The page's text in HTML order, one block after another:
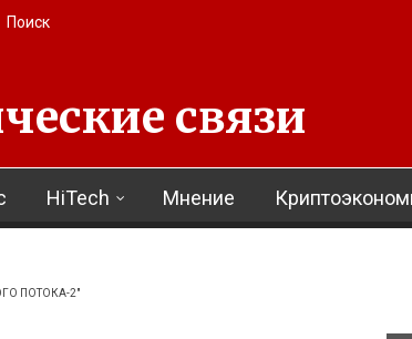
Поиск
связи
HiTech Мнение
ПОТОКА-2"